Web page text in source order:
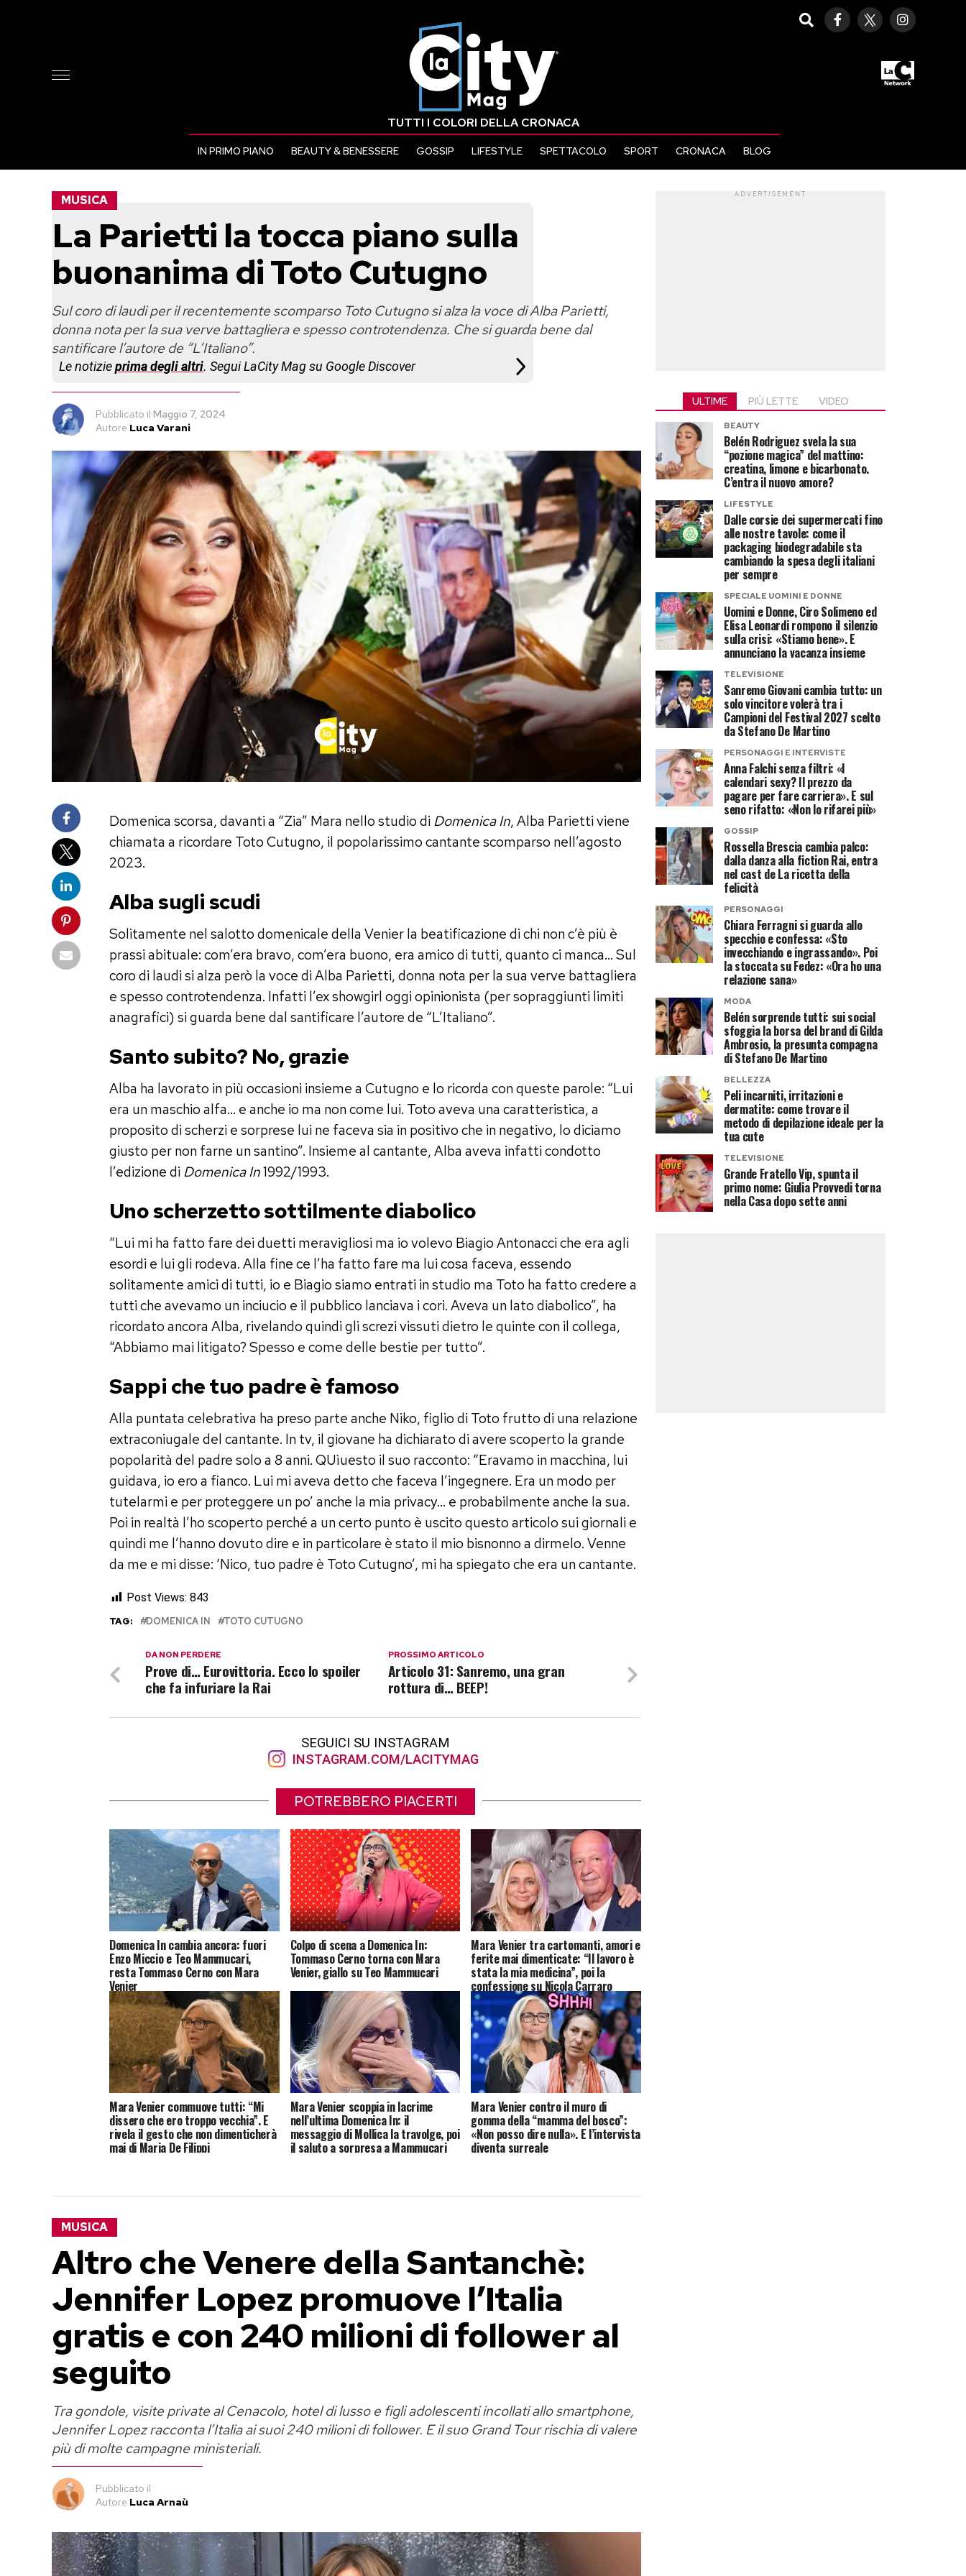
TUTTI I COLORI DELLA CRONACA
IN PRIMO PIANO BEAUTY & BENESSERE GOSSIP LIFESTYLE SPETTACOLO SPORT CRONACA BLOG
MUSICA
La Parietti la tocca piano sulla
buonanima di Toto Cutugno
Sul coro di laudi per il recentemente scomparso Toto Cutugno si alza la voce di Alba Parietti,
donna nota per la sua verve battagliera e spesso controtendenza. Che si guarda bene dal
santificare l’autore de “L’Italiano”.
Le notizieprima degli altri. Segui LaCity Mag su Google Discover
Pubblicato il Maggio 7, 2024
Autore Luca Varani
Domenica scorsa, davanti a “Zia” Mara nello studio diDomenica In, Alba Parietti viene
chiamata a ricordare Toto Cutugno, il popolarissimo cantante scomparso nell’agosto
2023.
Alba sugli scudi
Solitamente nel salotto domenicale della Venier la beatificazione di chi non c’è più è
prassi abituale: com’era bravo, com’era buono, era amico di tutti, quanto ci manca… Sul
coro di laudi si alza però la voce di Alba Parietti, donna nota per la sua verve battagliera
e spesso controtendenza. Infatti l’ex showgirl oggi opinionista (per sopraggiunti limiti
anagrafici) si guarda bene dal santificare l’autore de “L’Italiano”.
Santo subito? No, grazie
Alba ha lavorato in più occasioni insieme a Cutugno e lo ricorda con queste parole: “Lui
era un maschio alfa… e anche io ma non come lui. Toto aveva una caratteristica, a
proposito di scherzi e sorprese lui ne faceva sia in positivo che in negativo, lo diciamo
giusto per non farne un santino”. Insieme al cantante, Alba aveva infatti condotto
l’edizione diDomenica In1992/1993.
Uno scherzetto sottilmente diabolico
“Lui mi ha fatto fare dei duetti meravigliosi ma io volevo Biagio Antonacci che era agli
esordi e lui gli rodeva. Alla fine ce l’ha fatto fare ma lui cosa faceva, essendo
solitamente amici di tutti, io e Biagio siamo entrati in studio ma Toto ha fatto credere a
tutti che avevamo un inciucio e il pubblico lanciava i cori. Aveva un lato diabolico”, ha
ricordato ancora Alba, rivelando quindi gli screzi vissuti dietro le quinte con il collega,
“Abbiamo mai litigato? Spesso e come delle bestie per tutto”.
Sappi che tuo padre è famoso
Alla puntata celebrativa ha preso parte anche Niko, figlio di Toto frutto di una relazione
extraconiugale del cantante. In tv, il giovane ha dichiarato di avere scoperto la grande
popolarità del padre solo a 8 anni. QUìuesto il suo racconto: “Eravamo in macchina, lui
guidava, io ero a fianco. Lui mi aveva detto che faceva l’ingegnere. Era un modo per
tutelarmi e per proteggere un po’ anche la mia privacy… e probabilmente anche la sua.
Poi in realtà l’ho scoperto perché a un certo punto è uscito questo articolo sui giornali e
quindi me l’hanno dovuto dire e in particolare è stato il mio bisnonno a dirmelo. Venne
da me e mi disse: ‘Nico, tuo padre è Toto Cutugno’, mi ha spiegato che era un cantante.
Post Views: 843
TAG: DOMENICA IN TOTO CUTUGNO
PROSSIMO ARTICOLO
Articolo 31: Sanremo, una gran
rottura di… BEEP!
DA NON PERDERE
Prove di… Eurovittoria. Ecco lo spoiler
che fa infuriare la Rai
SEGUICI SU INSTAGRAM
INSTAGRAM.COM/LACITYMAG
POTREBBERO PIACERTI
Domenica In cambia ancora: fuori
Enzo Miccio e Teo Mammucari,
resta Tommaso Cerno con Mara
Venier
Colpo di scena a Domenica In:
Tommaso Cerno torna con Mara
Venier, giallo su Teo Mammucari
Mara Venier tra cartomanti, amori e
ferite mai dimenticate: “Il lavoro è
stata la mia medicina”, poi la
confessione su Nicola Carraro
Mara Venier commuove tutti: “Mi
dissero che ero troppo vecchia”. E
rivela il gesto che non dimenticherà
mai di Maria De Filippi
Mara Venier scoppia in lacrime
nell’ultima Domenica In: il
messaggio di Mollica la travolge, poi
il saluto a sorpresa a Mammucari
Mara Venier contro il muro di
gomma della “mamma del bosco”:
«Non posso dire nulla». E l’intervista
diventa surreale
MUSICA
Altro che Venere della Santanchè:
Jennifer Lopez promuove l’Italia
gratis e con 240 milioni di follower al
seguito
Tra gondole, visite private al Cenacolo, hotel di lusso e figli adolescenti incollati allo smartphone,
Jennifer Lopez racconta l’Italia ai suoi 240 milioni di follower. E il suo Grand Tour rischia di valere
più di molte campagne ministeriali.
Pubblicato il
Autore Luca Arnaù
ADVERTISEMENT
ULTIME PIÙ LETTE VIDEO
BEAUTY
Belén Rodriguez svela la sua
“pozione magica” del mattino:
creatina, limone e bicarbonato.
C’entra il nuovo amore?
LIFESTYLE
Dalle corsie dei supermercati fino
alle nostre tavole: come il
packaging biodegradabile sta
cambiando la spesa degli italiani
per sempre
SPECIALE UOMINI E DONNE
Uomini e Donne, Ciro Solimeno ed
Elisa Leonardi rompono il silenzio
sulla crisi: «Stiamo bene». E
annunciano la vacanza insieme
TELEVISIONE
Sanremo Giovani cambia tutto: un
solo vincitore volerà tra i
Campioni del Festival 2027 scelto
da Stefano De Martino
PERSONAGGI E INTERVISTE
Anna Falchi senza filtri: «I
calendari sexy? Il prezzo da
pagare per fare carriera». E sul
seno rifatto: «Non lo rifarei più»
GOSSIP
Rossella Brescia cambia palco:
dalla danza alla fiction Rai, entra
nel cast de La ricetta della
felicità
PERSONAGGI
Chiara Ferragni si guarda allo
specchio e confessa: «Sto
invecchiando e ingrassando». Poi
la stoccata su Fedez: «Ora ho una
relazione sana»
MODA
Belén sorprende tutti: sui social
sfoggia la borsa del brand di Gilda
Ambrosio, la presunta compagna
di Stefano De Martino
BELLEZZA
Peli incarniti, irritazioni e
dermatite: come trovare il
metodo di depilazione ideale per la
tua cute
TELEVISIONE
Grande Fratello Vip, spunta il
primo nome: Giulia Provvedi torna
nella Casa dopo sette anni